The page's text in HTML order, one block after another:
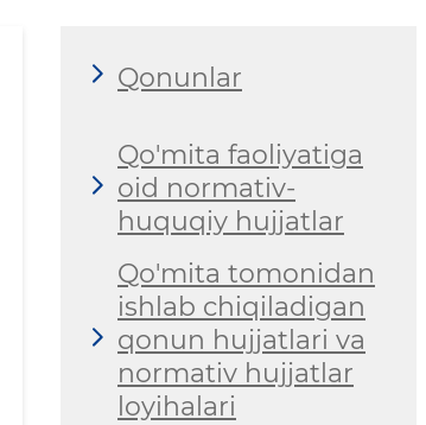
Qonunlar
Qo'mita faoliyatiga
oid normativ-
huquqiy hujjatlar
Qo'mita tomonidan
ishlab chiqiladigan
qonun hujjatlari va
normativ hujjatlar
loyihalari